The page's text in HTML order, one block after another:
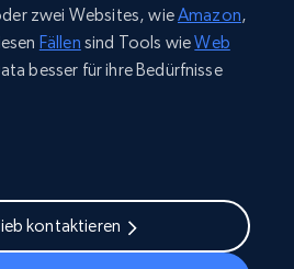
zwei Websites, wieAmazon,
Fällen sind Tools wieWeb
besser für ihre Bedürfnisse
kontaktieren